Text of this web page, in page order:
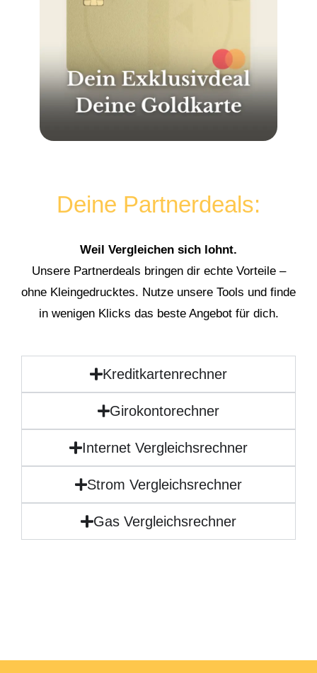
Deine Partnerdeals:
Weil Vergleichen sich lohnt.
Unsere Partnerdeals bringen dir echte Vorteile –
ohne Kleingedrucktes. Nutze unsere Tools und finde
in wenigen Klicks das beste Angebot für dich.
Kreditkartenrechner
Girokontorechner
Internet Vergleichsrechner
Strom Vergleichsrechner
Gas Vergleichsrechner